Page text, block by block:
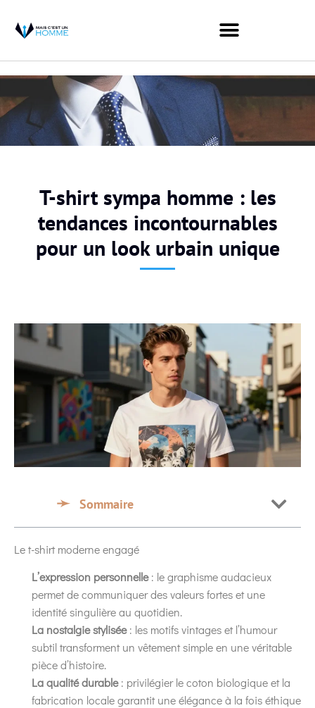
T-shirt sympa homme : les
tendances incontournables
pour un look urbain unique
Sommaire
Le t-shirt moderne engagé
L’expression personnelle: le graphisme audacieux
permet de communiquer des valeurs fortes et une
identité singulière au quotidien.
La nostalgie stylisée: les motifs vintages et l’humour
subtil transforment un vêtement simple en une véritable
pièce d’histoire.
La qualité durable: privilégier le coton biologique et la
fabrication locale garantit une élégance à la fois éthique